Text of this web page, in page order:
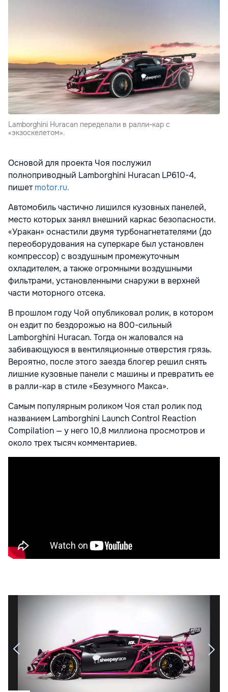
Lamborghini Huracan переделали в ралли-кар с
«экзоскелетом».
Основой для проекта Чоя послужил
полноприводный Lamborghini Huracan LP610-4,
пишетmotor.ru.
Автомобиль частично лишился кузовных панелей,
место которых занял внешний каркас безопасности.
«Уракан» оснастили двумя турбонагнетателями (до
переоборудования на суперкаре был установлен
компрессор) с воздушным промежуточным
охладителем, а также огромными воздушными
фильтрами, установленными снаружи в верхней
части моторного отсека.
В прошлом году Чой опубликовал ролик, в котором
он ездит по бездорожью на 800-сильный
Lamborghini Huracan. Тогда он жаловался на
забивающуюся в вентиляционные отверстия грязь.
Вероятно, после этого заезда блогер решил снять
лишние кузовные панели с машины и превратить ее
в ралли-кар в стиле «Безумного Макса».
Самым популярным роликом Чоя стал ролик под
названием Lamborghini Launch Control Reaction
Compilation — у него 10,8 миллиона просмотров и
около трех тысяч комментариев.